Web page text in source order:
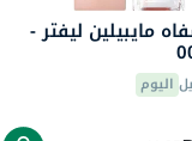
مايبيلين ليفتر -
اليوم